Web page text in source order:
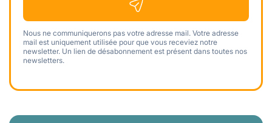
Nous ne communiquerons pas votre adresse mail. Votre adresse
mail est uniquement utilisée pour que vous receviez notre
newsletter. Un lien de désabonnement est présent dans toutes nos
newsletters.